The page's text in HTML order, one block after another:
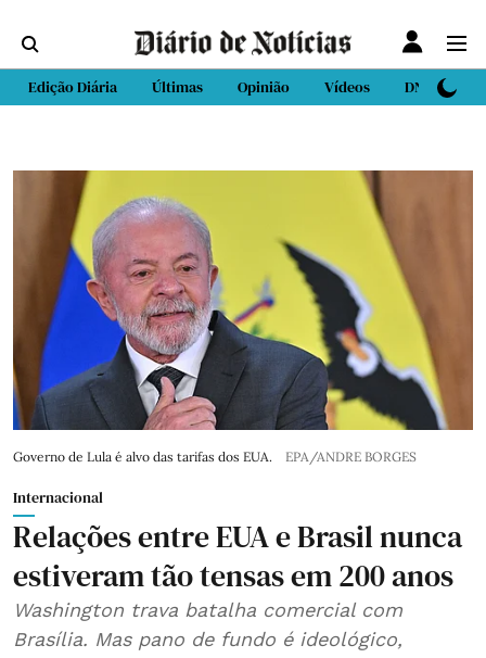
Edição Diária Últimas Opinião Vídeos DN Sport
Governo de Lula é alvo das tarifas dos EUA. EPA/ANDRE BORGES
Internacional
Relações entre EUA e Brasil nunca
estiveram tão tensas em 200 anos
Washington trava batalha comercial com
Brasília. Mas pano de fundo é ideológico,